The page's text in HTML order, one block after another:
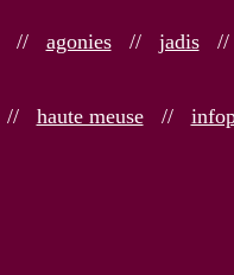
// agonies// jadis
// haute meuse//